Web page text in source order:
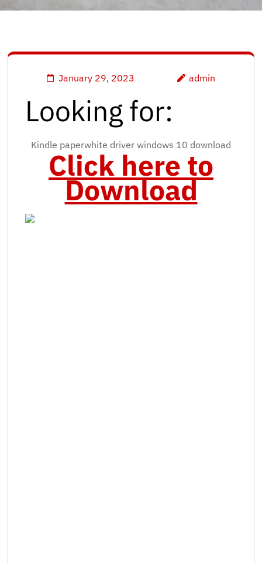
January 29, 2023 admin
Looking for:
Kindle paperwhite driver windows 10 download
Click here to
Download